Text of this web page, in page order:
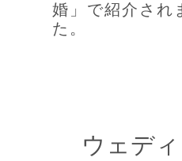
婚」で紹介され
た。
ウェデ